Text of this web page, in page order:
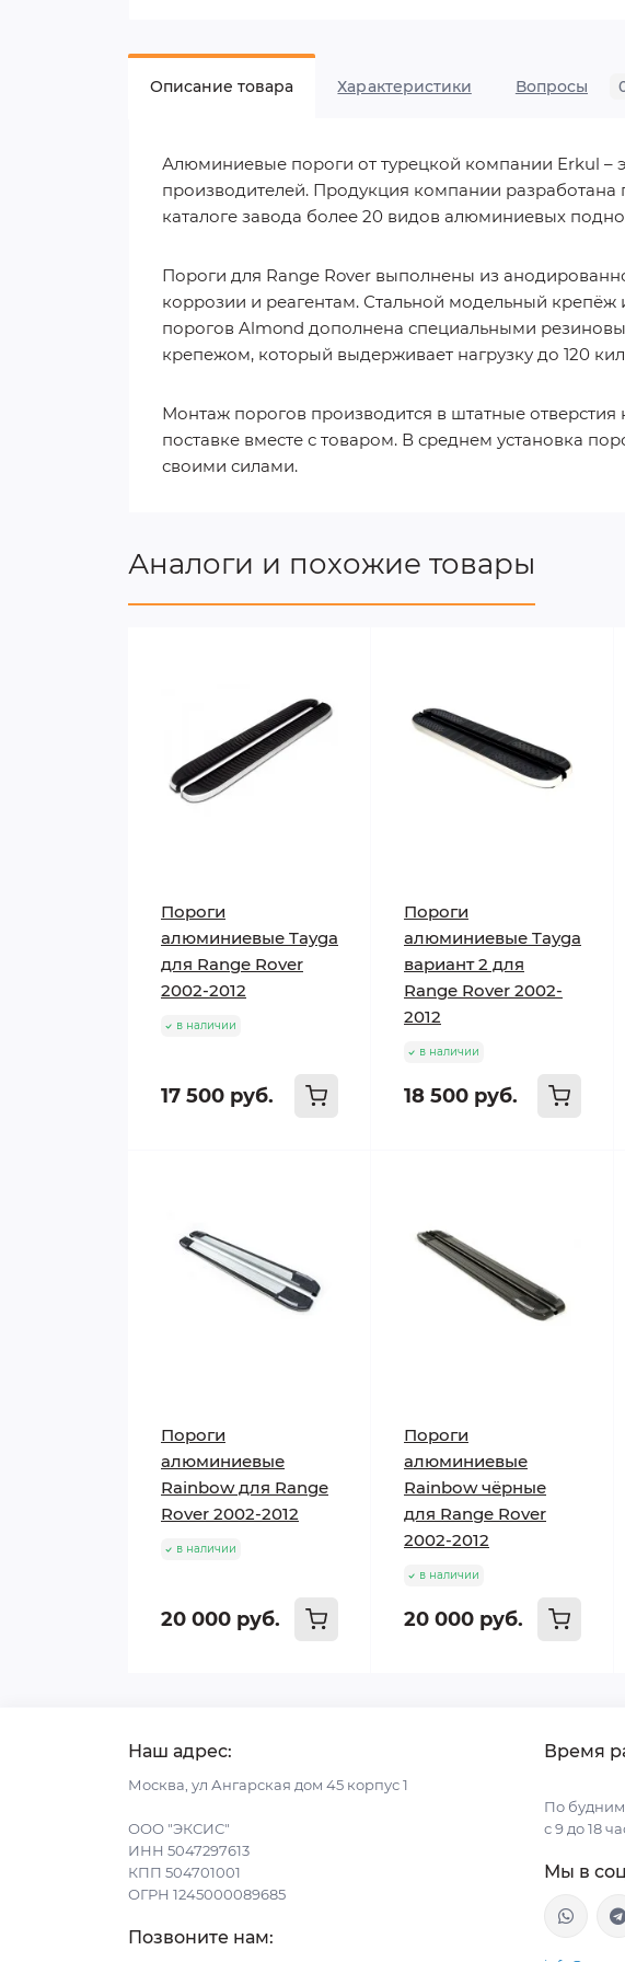
Описание товара Характеристики Вопросы
Алюминиевые пороги от турецкой компании Erkul –
производителей. Продукция компании
каталоге завода более 20 видов алюминиевых
Пороги для Range Rover выполнены из
коррозии и реагентам. Стальной модельный
порогов Almond дополнена специальными
крепежом, который выдерживает нагрузку до 120
Монтаж порогов производится в штатные
поставке вместе с товаром. В среднем установка
своими силами.
Аналоги и похожие товары
Пороги
алюминиевые Tayga
для Range Rover
2002-2012
в наличии
17 500 руб.
Пороги
алюминиевые Tayga
вариант 2 для
Range Rover 2002-
2012
в наличии
18 500 руб.
Пороги
алюминиевые
Rainbow для Range
Rover 2002-2012
в наличии
20 000 руб.
Пороги
алюминиевые
Rainbow чёрные
для Range Rover
2002-2012
в наличии
20 000 руб.
Наш адрес:
Москва, ул Ангарская дом 45 корпус 1
ООО "ЭКСИС"
ИНН 5047297613
КПП 504701001
ОГРН 1245000089685
Позвоните нам:
Время
По
с 9 до 18
Мы в